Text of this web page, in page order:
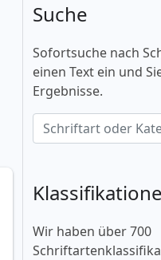
Suche
Sofortsuche nach
einen Text ein und
Ergebnisse.
Wir haben über 700